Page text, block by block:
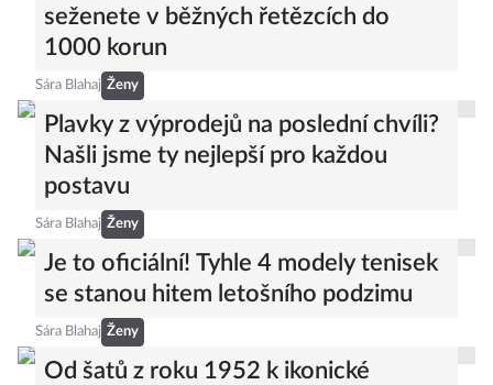
seženete v běžných řetězcích do
1000 korun
Sára Blahaj Ženy
Plavky z výprodejů na poslední chvíli?
Našli jsme ty nejlepší pro každou
postavu
Sára Blahaj Ženy
Je to oficiální! Tyhle 4 modely tenisek
se stanou hitem letošního podzimu
Sára Blahaj Ženy
Od šatů z roku 1952 k ikonické